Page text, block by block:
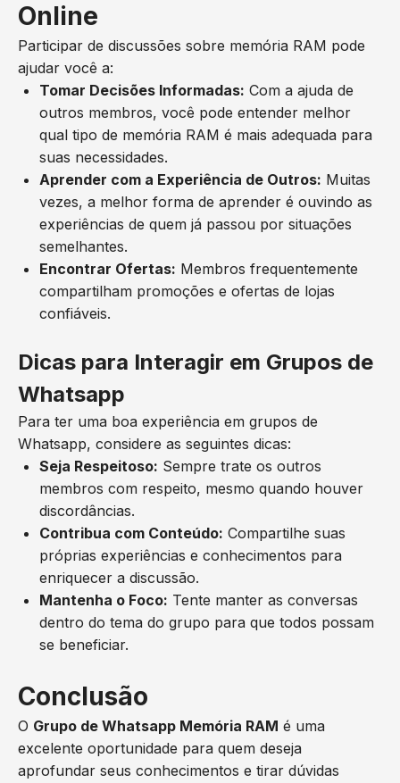
Online
Participar de discussões sobre memória RAM pode
ajudar você a:
Tomar Decisões Informadas: Com a ajuda de
outros membros, você pode entender melhor
qual tipo de memória RAM é mais adequada para
suas necessidades.
Aprender com a Experiência de Outros: Muitas
vezes, a melhor forma de aprender é ouvindo as
experiências de quem já passou por situações
semelhantes.
Encontrar Ofertas: Membros frequentemente
compartilham promoções e ofertas de lojas
confiáveis.
Dicas para Interagir em Grupos de
Whatsapp
Para ter uma boa experiência em grupos de
Whatsapp, considere as seguintes dicas:
Seja Respeitoso: Sempre trate os outros
membros com respeito, mesmo quando houver
discordâncias.
Contribua com Conteúdo: Compartilhe suas
próprias experiências e conhecimentos para
enriquecer a discussão.
Mantenha o Foco: Tente manter as conversas
dentro do tema do grupo para que todos possam
se beneficiar.
Conclusão
O Grupo de Whatsapp Memória RAM é uma
excelente oportunidade para quem deseja
aprofundar seus conhecimentos e tirar dúvidas